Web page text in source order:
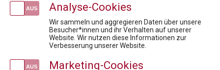
AI in Pharma: Change the Game
Foundations of Drug Safety and Pharmacovigilance
Newsletteranmeldung
Analyse-Cookies
Wir sammeln und aggregieren Daten über unsere
Besucher*innen und ihr Verhalten auf unserer
Website. Wir nutzen diese Informationen zur
Verbesserung unserer Website.
Marketing-Cookies